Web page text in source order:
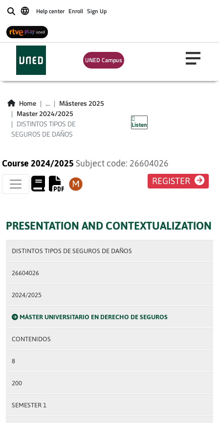
BuscarHelp center Enroll Sign Up
UNED Campus
Home ...
Másteres 2025
Master 2024/2025
DISTINTOS TIPOS DE
SEGUROS DE DAÑOS
Listen
DISTINTOS TIPOS
DE SEGUROS DE
DAÑOS
Course 2024/2025 Subject code: 26604026
REGISTER
PRESENTATION AND CONTEXTUALIZATION
DISTINTOS TIPOS DE SEGUROS DE DAÑOS
26604026
2024/2025
MÁSTER UNIVERSITARIO EN DERECHO DE SEGUROS
CONTENIDOS
8
200
SEMESTER 1